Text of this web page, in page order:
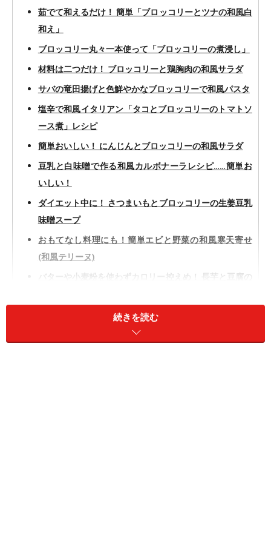
茹でて和えるだけ！ 簡単「ブロッコリーとツナの和風白
和え」
ブロッコリー丸々一本使って「ブロッコリーの煮浸し」
材料は二つだけ！ ブロッコリーと鶏胸肉の和風サラダ
サバの竜田揚げと色鮮やかなブロッコリーで和風パスタ
塩辛で和風イタリアン「タコとブロッコリーのトマトソ
ース煮」レシピ
簡単おいしい！ にんじんとブロッコリーの和風サラダ
豆乳と白味噌で作る和風カルボナーラレシピ……簡単お
いしい！
ダイエット中に！ さつまいもとブロッコリーの生姜豆乳
味噌スープ
おもてなし料理にも！簡単エビと野菜の和風寒天寄せ
(和風テリーヌ)
バターや小麦粉を使わずカロリー控えめ！ 長芋と豆腐の
続きを読む